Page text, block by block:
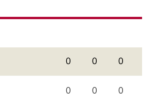
0 0 0
0 0 0